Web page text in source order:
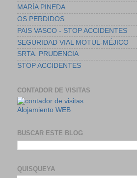
MARÍA PINEDA
OS PERDIDOS
PAIS VASCO - STOP ACCIDENTES
SEGURIDAD VIAL MOTUL-MÉJICO
SRTA. PRUDENCIA
STOP ACCIDENTES
CONTADOR DE VISITAS
Alojamiento WEB
BUSCAR ESTE BLOG
QUISQUEYA